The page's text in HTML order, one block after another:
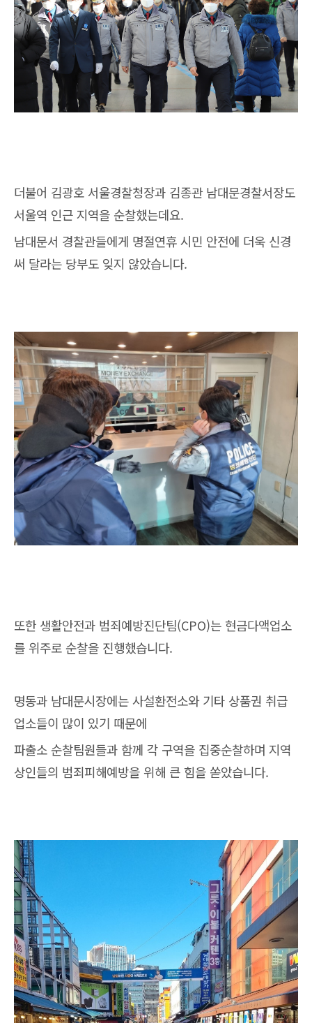
더불어 김광호 서울경찰청장과 김종관 남대문경찰서장도
서울역 인근 지역을 순찰했는데요.
남대문서 경찰관들에게 명절연휴 시민 안전에 더욱 신경
써 달라는 당부도 잊지 않았습니다.
또한 생활안전과 범죄예방진단팀(CPO)는 현금다액업소
를 위주로 순찰을 진행했습니다.
명동과 남대문시장에는 사설환전소와 기타 상품권 취급
업소들이 많이 있기 때문에
파출소 순찰팀원들과 함께 각 구역을 집중순찰하며 지역
상인들의 범죄피해예방을 위해 큰 힘을 쏟았습니다.